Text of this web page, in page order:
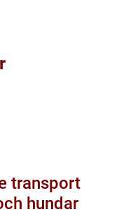
hundar